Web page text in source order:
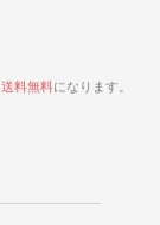
送料無料になります。